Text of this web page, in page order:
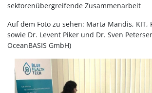
sektorenübergreifende Zusammenarbeit
Auf dem Foto zu sehen: Marta Mandis, KIT,
sowie Dr. Levent Piker und Dr. Sven
OceanBASIS GmbH)